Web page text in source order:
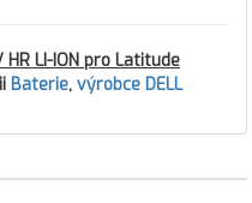
LI-ION pro Latitude
Baterie, výrobce DELL